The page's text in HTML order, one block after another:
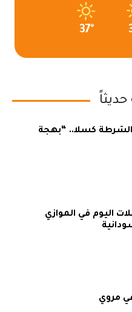
37°
كسلا.. “بهجة
اليوم في الموازي
مروي